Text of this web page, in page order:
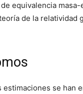
equivalencia
de la relatividad
estimaciones se han